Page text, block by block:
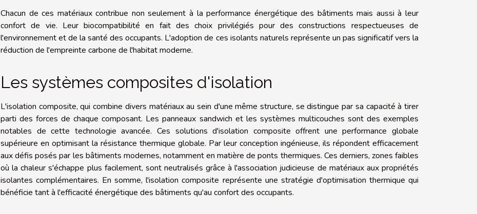
Chacun de ces matériaux contribue non seulement à la performance énergétique des bâtiments mais aussi à leur
confort de vie. Leur biocompatibilité en fait des choix privilégiés pour des constructions respectueuses de
l'environnement et de la santé des occupants. L'adoption de ces isolants naturels représente un pas significatif vers la
réduction de l'empreinte carbone de l'habitat moderne.
Les systèmes composites d'isolation
L'isolation composite, qui combine divers matériaux au sein d'une même structure, se distingue par sa capacité à tirer
parti des forces de chaque composant. Les panneaux sandwich et les systèmes multicouches sont des exemples
notables de cette technologie avancée. Ces solutions d'isolation composite offrent une performance globale
supérieure en optimisant la résistance thermique globale. Par leur conception ingénieuse, ils répondent efficacement
aux défis posés par les bâtiments modernes, notamment en matière de ponts thermiques. Ces derniers, zones faibles
où la chaleur s'échappe plus facilement, sont neutralisés grâce à l'association judicieuse de matériaux aux propriétés
isolantes complémentaires. En somme, l'isolation composite représente une stratégie d'optimisation thermique qui
bénéficie tant à l'efficacité énergétique des bâtiments qu'au confort des occupants.